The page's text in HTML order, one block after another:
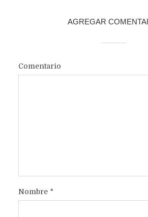
AGREGAR
Comentario
Nombre *